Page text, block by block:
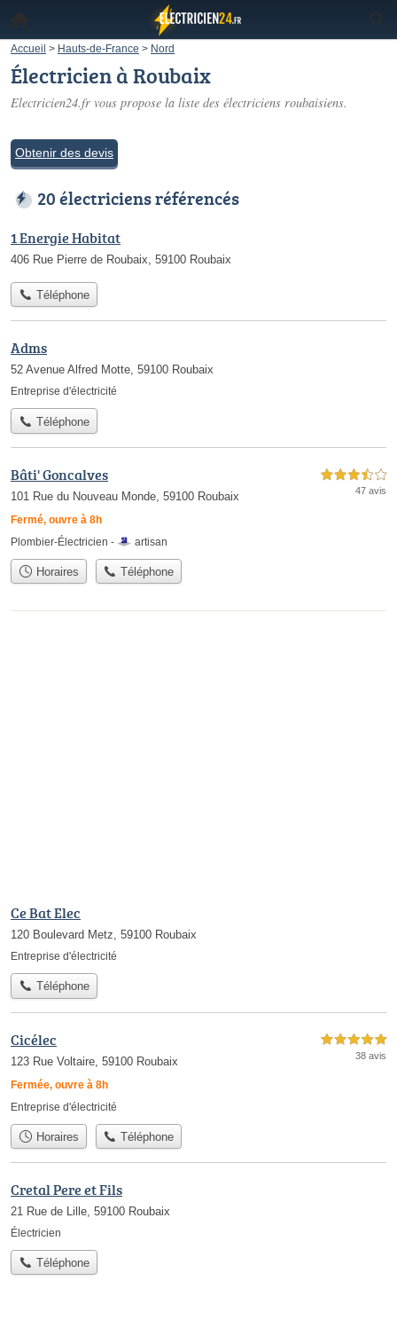
Accueil > Hauts-de-France > Nord
Électricien à Roubaix
Electricien24.fr vous propose la liste des électriciens roubaisiens.
Obtenir des devis
20 électriciens référencés
1 Energie Habitat
406 Rue Pierre de Roubaix, 59100 Roubaix
Téléphone
Adms
52 Avenue Alfred Motte, 59100 Roubaix
Entreprise d'électricité
Téléphone
Bâti' Goncalves
101 Rue du Nouveau Monde, 59100 Roubaix
Fermé, ouvre à 8h
3,5 étoiles sur 5
47 avis
Plombier-Électricien - artisan
Horaires Téléphone
Ce Bat Elec
120 Boulevard Metz, 59100 Roubaix
Entreprise d'électricité
Téléphone
Cicélec
123 Rue Voltaire, 59100 Roubaix
Fermée, ouvre à 8h
5,0 étoiles sur 5
38 avis
Entreprise d'électricité
Horaires Téléphone
Cretal Pere et Fils
21 Rue de Lille, 59100 Roubaix
Électricien
Téléphone